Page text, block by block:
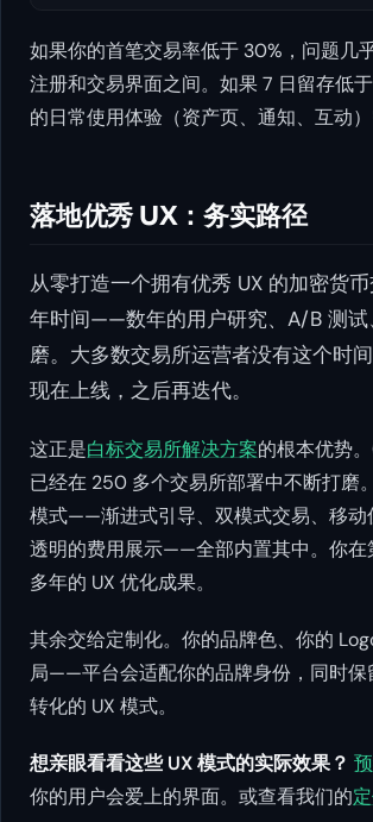
如果你的首笔交易率低于 30%，问题几
注册和交易界面之间。如果 7 日留存低
的日常使用体验（资产页、通知、互动）
落地优秀 UX：务实路径
从零打造一个拥有优秀 UX 的加密货
年时间——数年的用户研究、A/B 测试
磨。大多数交易所运营者没有这个时
现在上线，之后再迭代。
这正是白标交易所解决方案的根本优势
已经在 250 多个交易所部署中不断打磨
模式——渐进式引导、双模式交易、移动
透明的费用展示——全部内置其中。你在
多年的 UX 优化成果。
其余交给定制化。你的品牌色、你的
局——平台会适配你的品牌身份，同时保
转化的 UX 模式。
想亲眼看看这些 UX 模式的实际效果？
你的用户会爱上的界面。或查看我们的